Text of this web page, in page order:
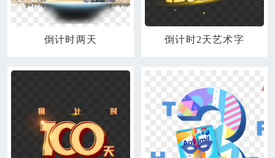
倒计时两天 倒计时2天艺术字